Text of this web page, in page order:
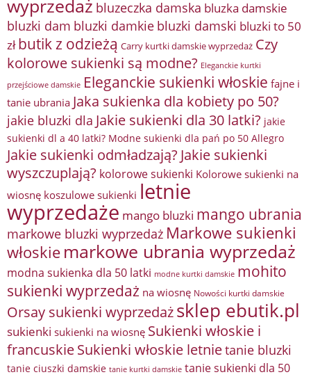
wyprzedaż bluzeczka damska bluzka damskie
bluzki dam bluzki damkie bluzki damski bluzki to 50
zł butik z odzieżą Carry kurtki damskie wyprzedaż Czy
kolorowe sukienki są modne? Eleganckie kurtki
przejściowe damskie Eleganckie sukienki włoskie fajne i
tanie ubrania Jaka sukienka dla kobiety po 50?
jakie bluzki dla Jakie sukienki dla 30 latki? jakie
sukienki dl a 40 latki? Modne sukienki dla pań po 50 Allegro
Jakie sukienki odmładzają? Jakie sukienki
wyszczuplają? kolorowe sukienki Kolorowe sukienki na
wiosnę koszulowe sukienki letnie
wyprzedaże mango bluzki mango ubrania
markowe bluzki wyprzedaż Markowe sukienki
włoskie markowe ubrania wyprzedaż
modna sukienka dla 50 latki modne kurtki damskie mohito
sukienki wyprzedaż na wiosnę Nowości kurtki damskie
Orsay sukienki wyprzedażsklep ebutik.pl
sukienki sukienki na wiosnę Sukienki włoskie i
francuskieSukienki włoskie letnietanie bluzki
tanie ciuszki damskie tanie kurtki damskie tanie sukienki dla 50